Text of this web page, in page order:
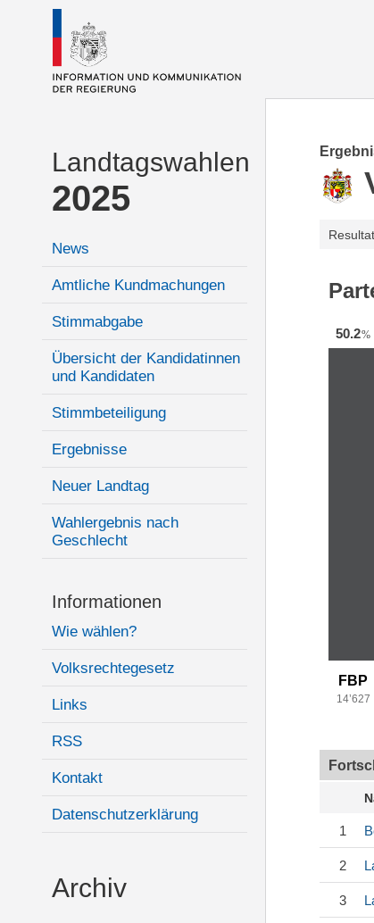
Landtagswahlen
2025
News
Amtliche Kundmachungen
Stimmabgabe
Übersicht der Kandidatinnen
und Kandidaten
Stimmbeteiligung
Ergebnisse
Neuer Landtag
Wahlergebnis nach
Geschlecht
Informationen
Wie wählen?
Volksrechtegesetz
Links
RSS
Kontakt
Datenschutzerklärung
Archiv
50.2%
FBP
14’627
1
2
3